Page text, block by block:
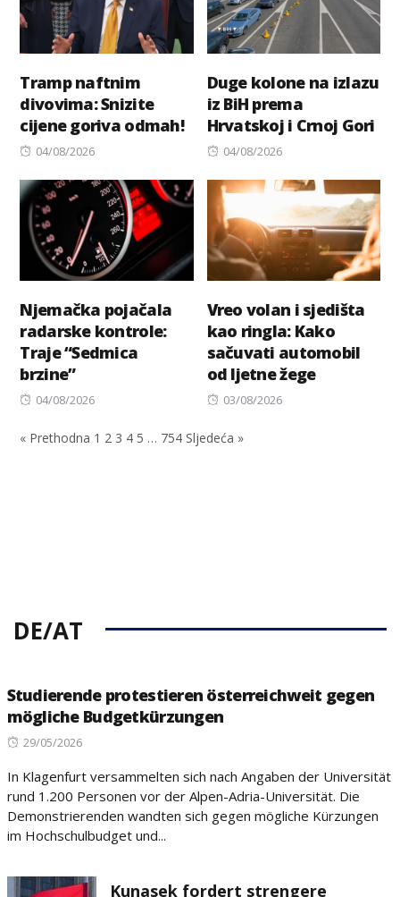
Tramp naftnim
divovima: Snizite
cijene goriva odmah!
Posted
04/08/2026
Duge kolone na izlazu
iz BiH prema
Hrvatskoj i Crnoj Gori
Posted
04/08/2026
Njemačka pojačala
radarske kontrole:
Traje “Sedmica
brzine”
Posted
04/08/2026
Vreo volan i sjedišta
kao ringla: Kako
sačuvati automobil
od ljetne žege
Posted
03/08/2026
« Prethodna 1 2 3 4 5 … 754 Sljedeća »
DE/AT
Studierende protestieren österreichweit gegen
mögliche Budgetkürzungen
Posted
29/05/2026
In Klagenfurt versammelten sich nach Angaben der Universität
rund 1.200 Personen vor der Alpen-Adria-Universität. Die
Demonstrierenden wandten sich gegen mögliche Kürzungen
im Hochschulbudget und...
Kunasek fordert strengere